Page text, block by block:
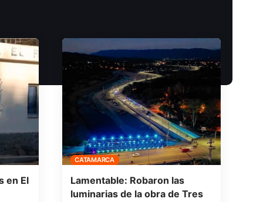
en El
CATAMARCA
Lamentable: Robaron las
luminarias de la obra de Tres